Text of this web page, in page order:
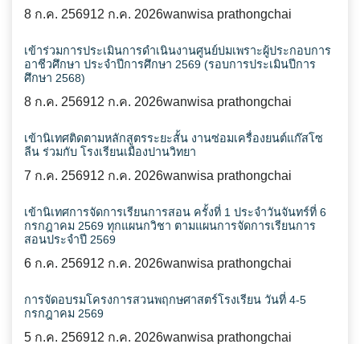
8 ก.ค. 256912 ก.ค. 2026wanwisa prathongchai
เข้าร่วมการประเมินการดำเนินงานศูนย์บ่มเพราะผู้ประกอบการ
อาชีวศึกษา ประจำปีการศึกษา 2569 (รอบการประเมินปีการ
ศึกษา 2568)
8 ก.ค. 256912 ก.ค. 2026wanwisa prathongchai
เข้านิเทศติดตามหลักสูตรระยะสั้น งานซ่อมเครื่องยนต์แก๊สโซ
ลีน ร่วมกับ โรงเรียนเมืองปานวิทยา
7 ก.ค. 256912 ก.ค. 2026wanwisa prathongchai
เข้านิเทศการจัดการเรียนการสอน ครั้งที่ 1 ประจำวันจันทร์ที่ 6
กรกฎาคม 2569 ทุกแผนกวิชา ตามแผนการจัดการเรียนการ
สอนประจำปี 2569
6 ก.ค. 256912 ก.ค. 2026wanwisa prathongchai
การจัดอบรมโครงการสวนพฤกษศาสตร์โรงเรียน วันที่ 4-5
กรกฎาคม 2569
5 ก.ค. 256912 ก.ค. 2026wanwisa prathongchai